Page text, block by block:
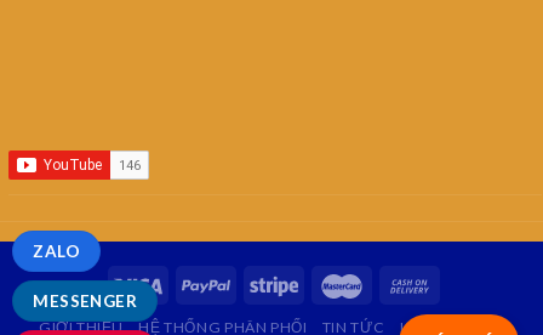
GIỚI THIỆU HỆ THỐNG PHÂN PHỐI TIN TỨC LIÊN HỆ
MESSENGER
ZALO